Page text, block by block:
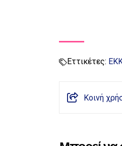
Εττικέτες:
Κοινή